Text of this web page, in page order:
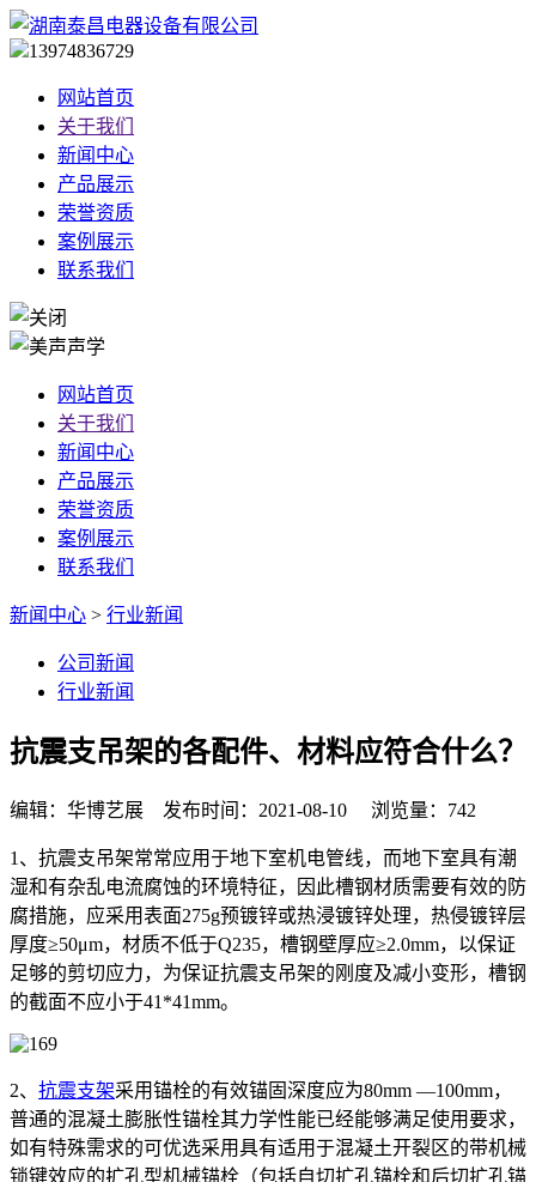
13974836729
网站首页
关于我们
新闻中心
产品展示
荣誉资质
案例展示
联系我们
网站首页
关于我们
新闻中心
产品展示
荣誉资质
案例展示
联系我们
新闻中心 > 行业新闻
公司新闻
行业新闻
抗震支吊架的各配件、材料应符合什么？
编辑：华博艺展 发布时间：2021-08-10 浏览量：742
1、抗震支吊架常常应用于地下室机电管线，而地下室具有潮
湿和有杂乱电流腐蚀的环境特征，因此槽钢材质需要有效的防
腐措施，应采用表面275g预镀锌或热浸镀锌处理，热侵镀锌层
厚度≥50μm，材质不低于Q235，槽钢壁厚应≥2.0mm，以保证
足够的剪切应力，为保证抗震支吊架的刚度及减小变形，槽钢
的截面不应小于41*41mm。
2、 抗震支架采用锚栓的有效锚固深度应为80mm —100mm，
普通的混凝土膨胀性锚栓其力学性能已经能够满足使用要求，
如有特殊需求的可优选采用具有适用于混凝土开裂区的带机械
锁键效应的扩孔型机械锚栓（包括自切扩孔锚栓和后切扩孔锚